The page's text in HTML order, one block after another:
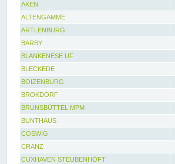
AKEN
ALTENGAMME
ARTLENBURG
BARBY
BLANKENESE UF
BLECKEDE
BOIZENBURG
BROKDORF
BRUNSBÜTTEL MPM
BUNTHAUS
COSWIG
CRANZ
CUXHAVEN STEUBENHÖFT